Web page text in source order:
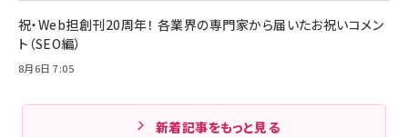
祝・Web担創刊20周年！ 各業界の専門家から届いたお祝いコメン
ト（SEO編）
8月6日 7:05
新着記事をもっと見る